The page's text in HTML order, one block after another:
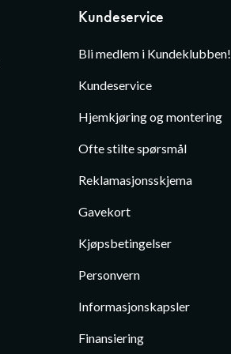
Kundeservice
Bli medlem i Kundeklubben!
Kundeservice
Hjemkjøring og montering
Ofte stilte spørsmål
Reklamasjonsskjema
Gavekort
Kjøpsbetingelser
Personvern
Informasjonskapsler
Finansiering